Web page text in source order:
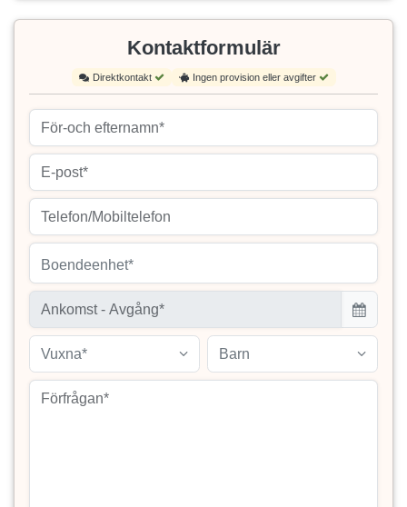
Kontaktformulär
Direktkontakt Ingen provision eller avgifter
Boendeenhet*
Vuxna* Barn